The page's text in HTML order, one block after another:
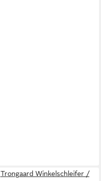
Trongaard Winkelschleifer /